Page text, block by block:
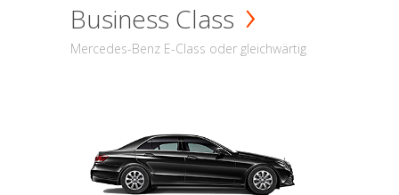
Business Class
Mercedes-Benz E-Class oder gleichwärtig